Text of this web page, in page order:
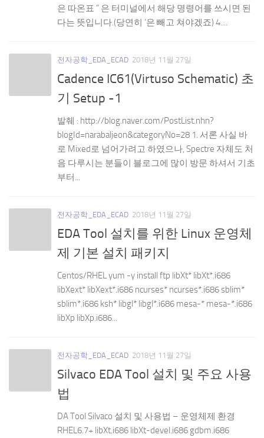
은 따온표 ” 은 터미널에서 해당 명령어를 쓰시면 된
다는 뜻입니다.(당연히 ‘은 빼고 쳐야겠죠) 4....
전자공학_EDA_ECAD 2018년 11월 27일
Cadence IC61(Virtuso Schematic) 초
기 Setup -1
발췌 : http://blog.naver.com/PostList.nhn?
blogId=narabaljeon&categoryNo=28 1. 서론 사실 바
로 Mixed로 넘어가려고 하였으나, Spectre 자체도 처
음 다루시는 분들이 블로그에 많이 방문 하셔서 기초
부터...
전자공학_EDA_ECAD 2018년 11월 27일
EDA Tool 설치를 위한 Linux 운영체
제 기본 설치 패키지
Centos/RHEL yum -y install ftp libXt* libXt*.i686
libXext* libXext*.i686 ncurses* ncurses*.i686 sblim*
sblim*.i686 ksh* libgl* libgl*.i686 mesa-* mesa-*.i686
libXp libXp.i686...
전자공학_EDA_ECAD 2018년 11월 27일
Silvaco EDA Tool 설치 및 주요 사용
법
DA Tool Silvaco 설치 및 사용법 – 운영체제 환경
RHEL6.7+ libXt.i686 libXt-devel.i686 gdbm.i686